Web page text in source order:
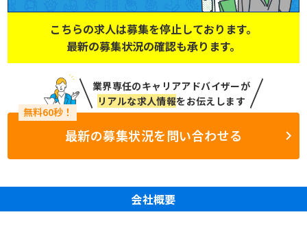
こちらの求人は募集を停止しております。
最新の募集状況の確認も承ります。
業界専任のキャリアアドバイザーが
リアルな求人情報をお伝えします
最新の募集状況を問い合わせる
会社概要